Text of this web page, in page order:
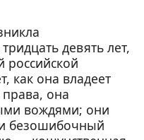
девять лет,
российской
как она владеет
она
вождями; они
безошибочный